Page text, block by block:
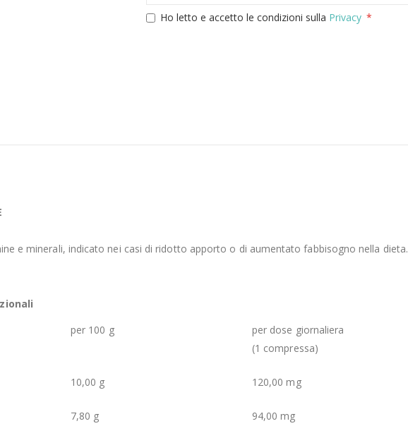
Ho letto e accetto le condizioni sulla Privacy
e minerali, indicato nei casi di ridotto apporto o di aumentato fabbisogno nella dieta.
per 100 g
per dose giornaliera
(1 compressa)
10,00 g 120,00 mg
7,80 g 94,00 mg